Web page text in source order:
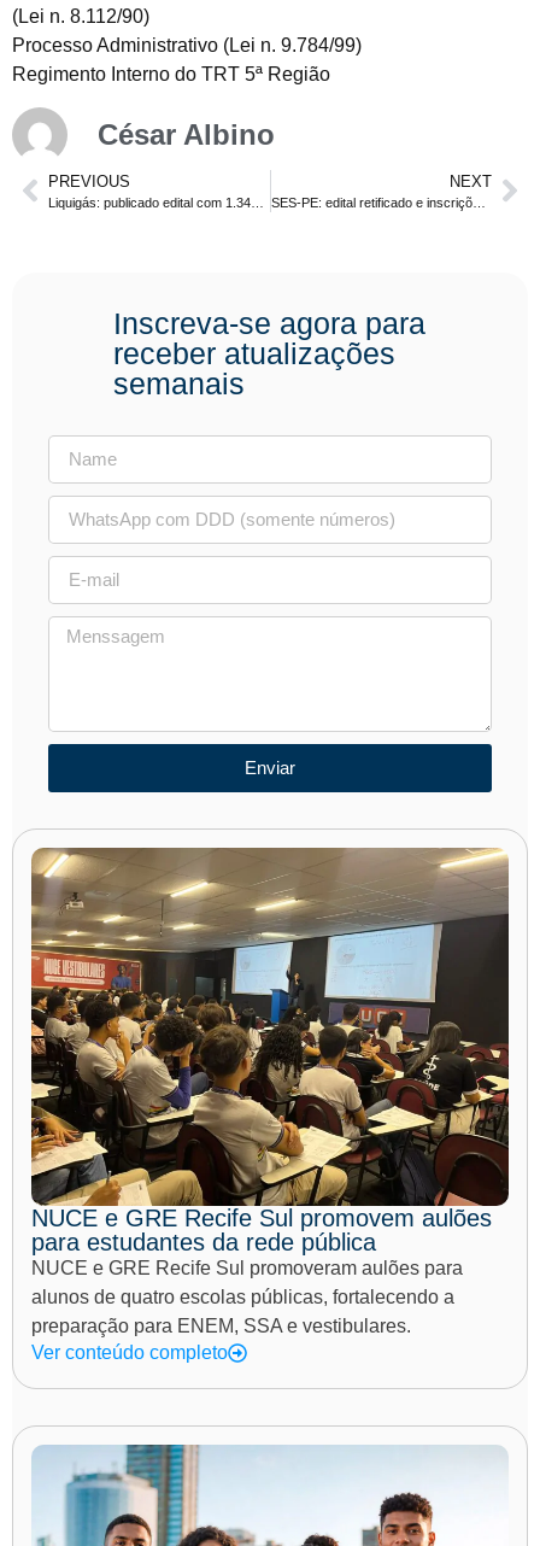
(Lei n. 8.112/90)
Processo Administrativo (Lei n. 9.784/99)
Regimento Interno do TRT 5ª Região
César Albino
PREVIOUS NEXT
SES-PE: edital retificado e inscrições prorrogadas até do dia 28/09.
Inscreva-se agora para
receber atualizações
semanais
Enviar
NUCE e GRE Recife Sul promovem aulões
para estudantes da rede pública
NUCE e GRE Recife Sul promoveram aulões para
alunos de quatro escolas públicas, fortalecendo a
preparação para ENEM, SSA e vestibulares.
Ver conteúdo completo